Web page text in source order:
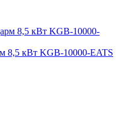
8,5 кВт KGB-10000-EATS